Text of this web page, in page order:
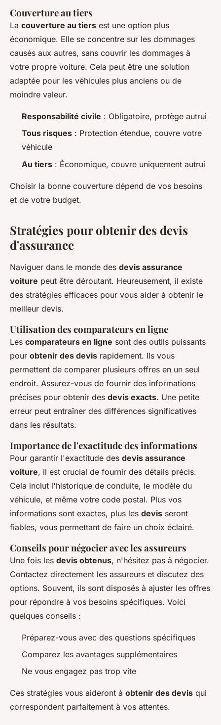
Couverture au tiers
La couverture au tiers est une option plus
économique. Elle se concentre sur les dommages
causés aux autres, sans couvrir les dommages à
votre propre voiture. Cela peut être une solution
adaptée pour les véhicules plus anciens ou de
moindre valeur.
Responsabilité civile : Obligatoire, protège autrui
Tous risques : Protection étendue, couvre votre
véhicule
Au tiers : Économique, couvre uniquement autrui
Choisir la bonne couverture dépend de vos besoins
et de votre budget.
Stratégies pour obtenir des devis
d'assurance
Naviguer dans le monde des devis assurance
voiture peut être déroutant. Heureusement, il existe
des stratégies efficaces pour vous aider à obtenir le
meilleur devis.
Utilisation des comparateurs en ligne
Les comparateurs en ligne sont des outils puissants
pour obtenir des devis rapidement. Ils vous
permettent de comparer plusieurs offres en un seul
endroit. Assurez-vous de fournir des informations
précises pour obtenir des devis exacts. Une petite
erreur peut entraîner des différences significatives
dans les résultats.
Importance de l'exactitude des informations
Pour garantir l'exactitude des devis assurance
voiture, il est crucial de fournir des détails précis.
Cela inclut l'historique de conduite, le modèle du
véhicule, et même votre code postal. Plus vos
informations sont exactes, plus les devis seront
fiables, vous permettant de faire un choix éclairé.
Conseils pour négocier avec les assureurs
Une fois les devis obtenus, n'hésitez pas à négocier.
Contactez directement les assureurs et discutez des
options. Souvent, ils sont disposés à ajuster les offres
pour répondre à vos besoins spécifiques. Voici
quelques conseils :
Préparez-vous avec des questions spécifiques
Comparez les avantages supplémentaires
Ne vous engagez pas trop vite
Ces stratégies vous aideront à obtenir des devis qui
correspondent parfaitement à vos attentes.